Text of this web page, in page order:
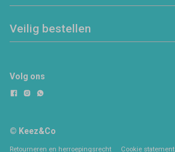
Veilig bestellen
Volg ons
© Keez&Co
Retourneren en herroepingsrecht Cookie statement